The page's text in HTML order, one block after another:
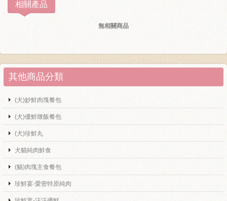
相關產品
無相關商品
其他商品分類
(犬)妙鮮肉塊餐包
(犬)優鮮燉飯餐包
(犬)珍鮮丸
犬貓純肉鮮食
(貓)肉塊主食餐包
珍鮮宴-愛密特原純肉